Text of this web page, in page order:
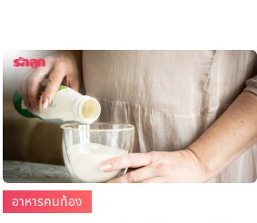
อาหารคนท้อง